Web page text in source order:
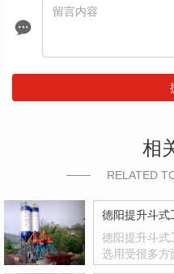
相
RELATED
德阳提升斗式
德阳提升斗式
选用受很多方